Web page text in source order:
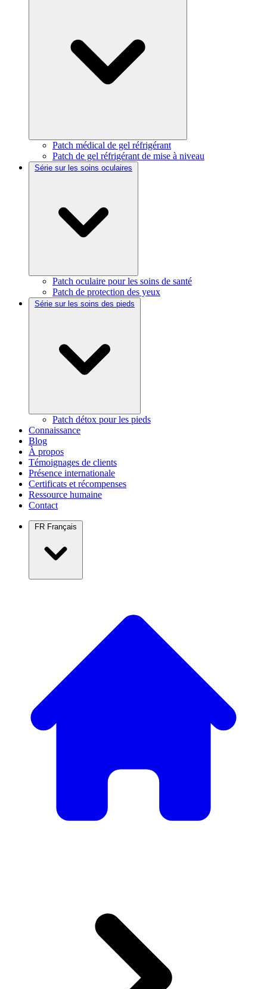
Patch médical de gel réfrigérant
Patch de gel réfrigérant de mise à niveau
Série sur les soins oculaires
Patch oculaire pour les soins de santé
Patch de protection des yeux
Série sur les soins des pieds
Patch détox pour les pieds
Connaissance
Blog
À propos
Témoignages de clients
Présence internationale
Certificats et récompenses
Ressource humaine
Contact
FR Français